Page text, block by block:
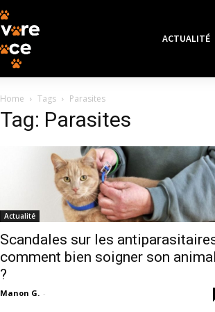
ACTUALITÉ
Home Tags Parasites
Tag: Parasites
Actualité
Scandales sur les
comment bien soigner son animal
?
Manon G. -